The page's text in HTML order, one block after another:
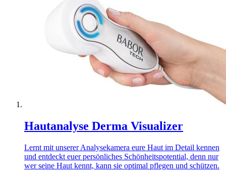
Hautanalyse Derma Visualizer
Lernt mit unserer Analysekamera eure Haut im Detail kennen
und entdeckt euer persönliches Schönheitspotential, denn nur
wer seine Haut kennt, kann sie optimal pflegen und schützen.